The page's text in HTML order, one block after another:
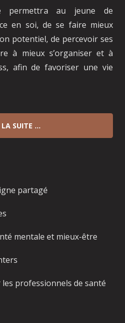
permettra au jeune de
en soi, de se faire mieux
potentiel, de percevoir ses
à mieux s’organiser et à
afin de favoriser une vie
LA SUITE …
partagé
mentale et mieux-être
professionnels de santé